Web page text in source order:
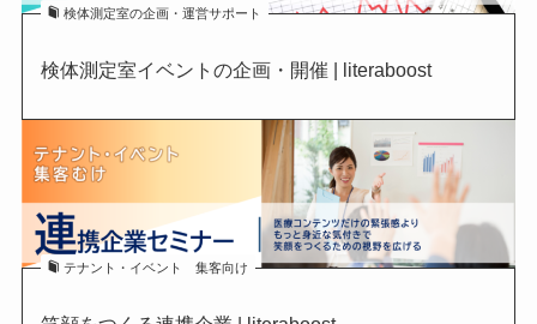
検体測定室の企画・運営サポート
検体測定室イベントの企画・開催 | literaboost
テナント・イベント 集客向け